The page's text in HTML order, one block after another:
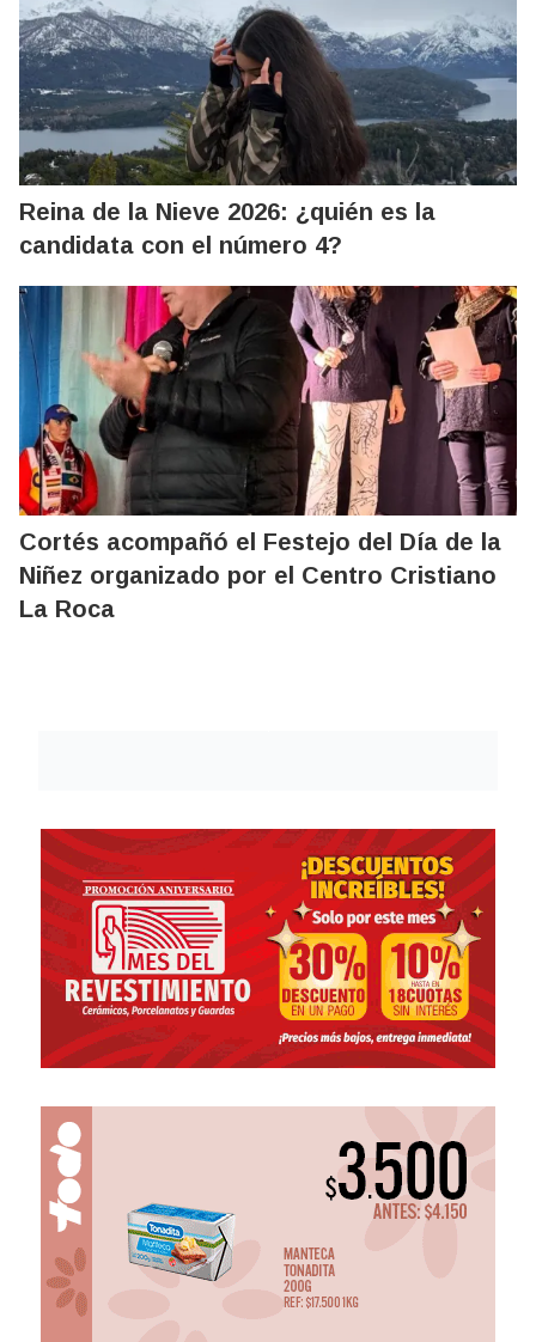
Reina de la Nieve 2026: ¿quién es la
candidata con el número 4?
Cortés acompañó el Festejo del Día de la
Niñez organizado por el Centro Cristiano
La Roca